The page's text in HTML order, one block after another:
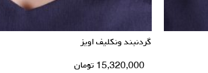
گردنبند ونکلیف اویز
15,320,000 تومان